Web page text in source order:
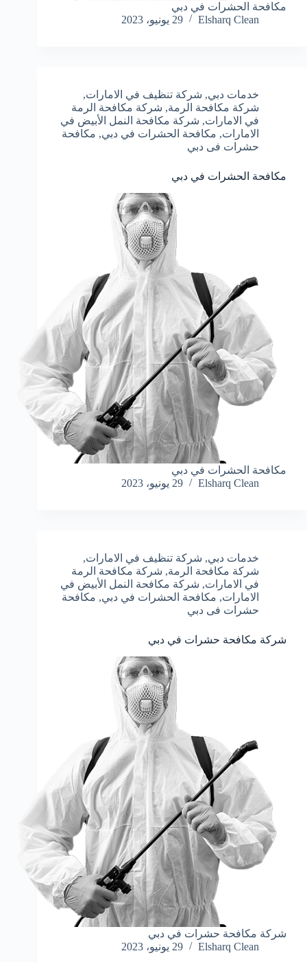
مكافحة الحشرات في دبي
Elsharq Clean
29 يونيو، 2023
خدمات دبي, شركة تنظيف في الامارات,
شركة مكافحة الرمة, شركة مكافحة الرمة
في الامارات, شركة مكافحة النمل الأبيض في
الامارات, مكافحة الحشرات في دبي, مكافحة
حشرات فى دبي
مكافحة الحشرات في دبي
مكافحة الحشرات في دبي
Elsharq Clean
29 يونيو، 2023
خدمات دبي, شركة تنظيف في الامارات,
شركة مكافحة الرمة, شركة مكافحة الرمة
في الامارات, شركة مكافحة النمل الأبيض في
الامارات, مكافحة الحشرات في دبي, مكافحة
حشرات فى دبي
شركة مكافحة حشرات في دبي
شركة مكافحة حشرات في دبي
Elsharq Clean
29 يونيو، 2023